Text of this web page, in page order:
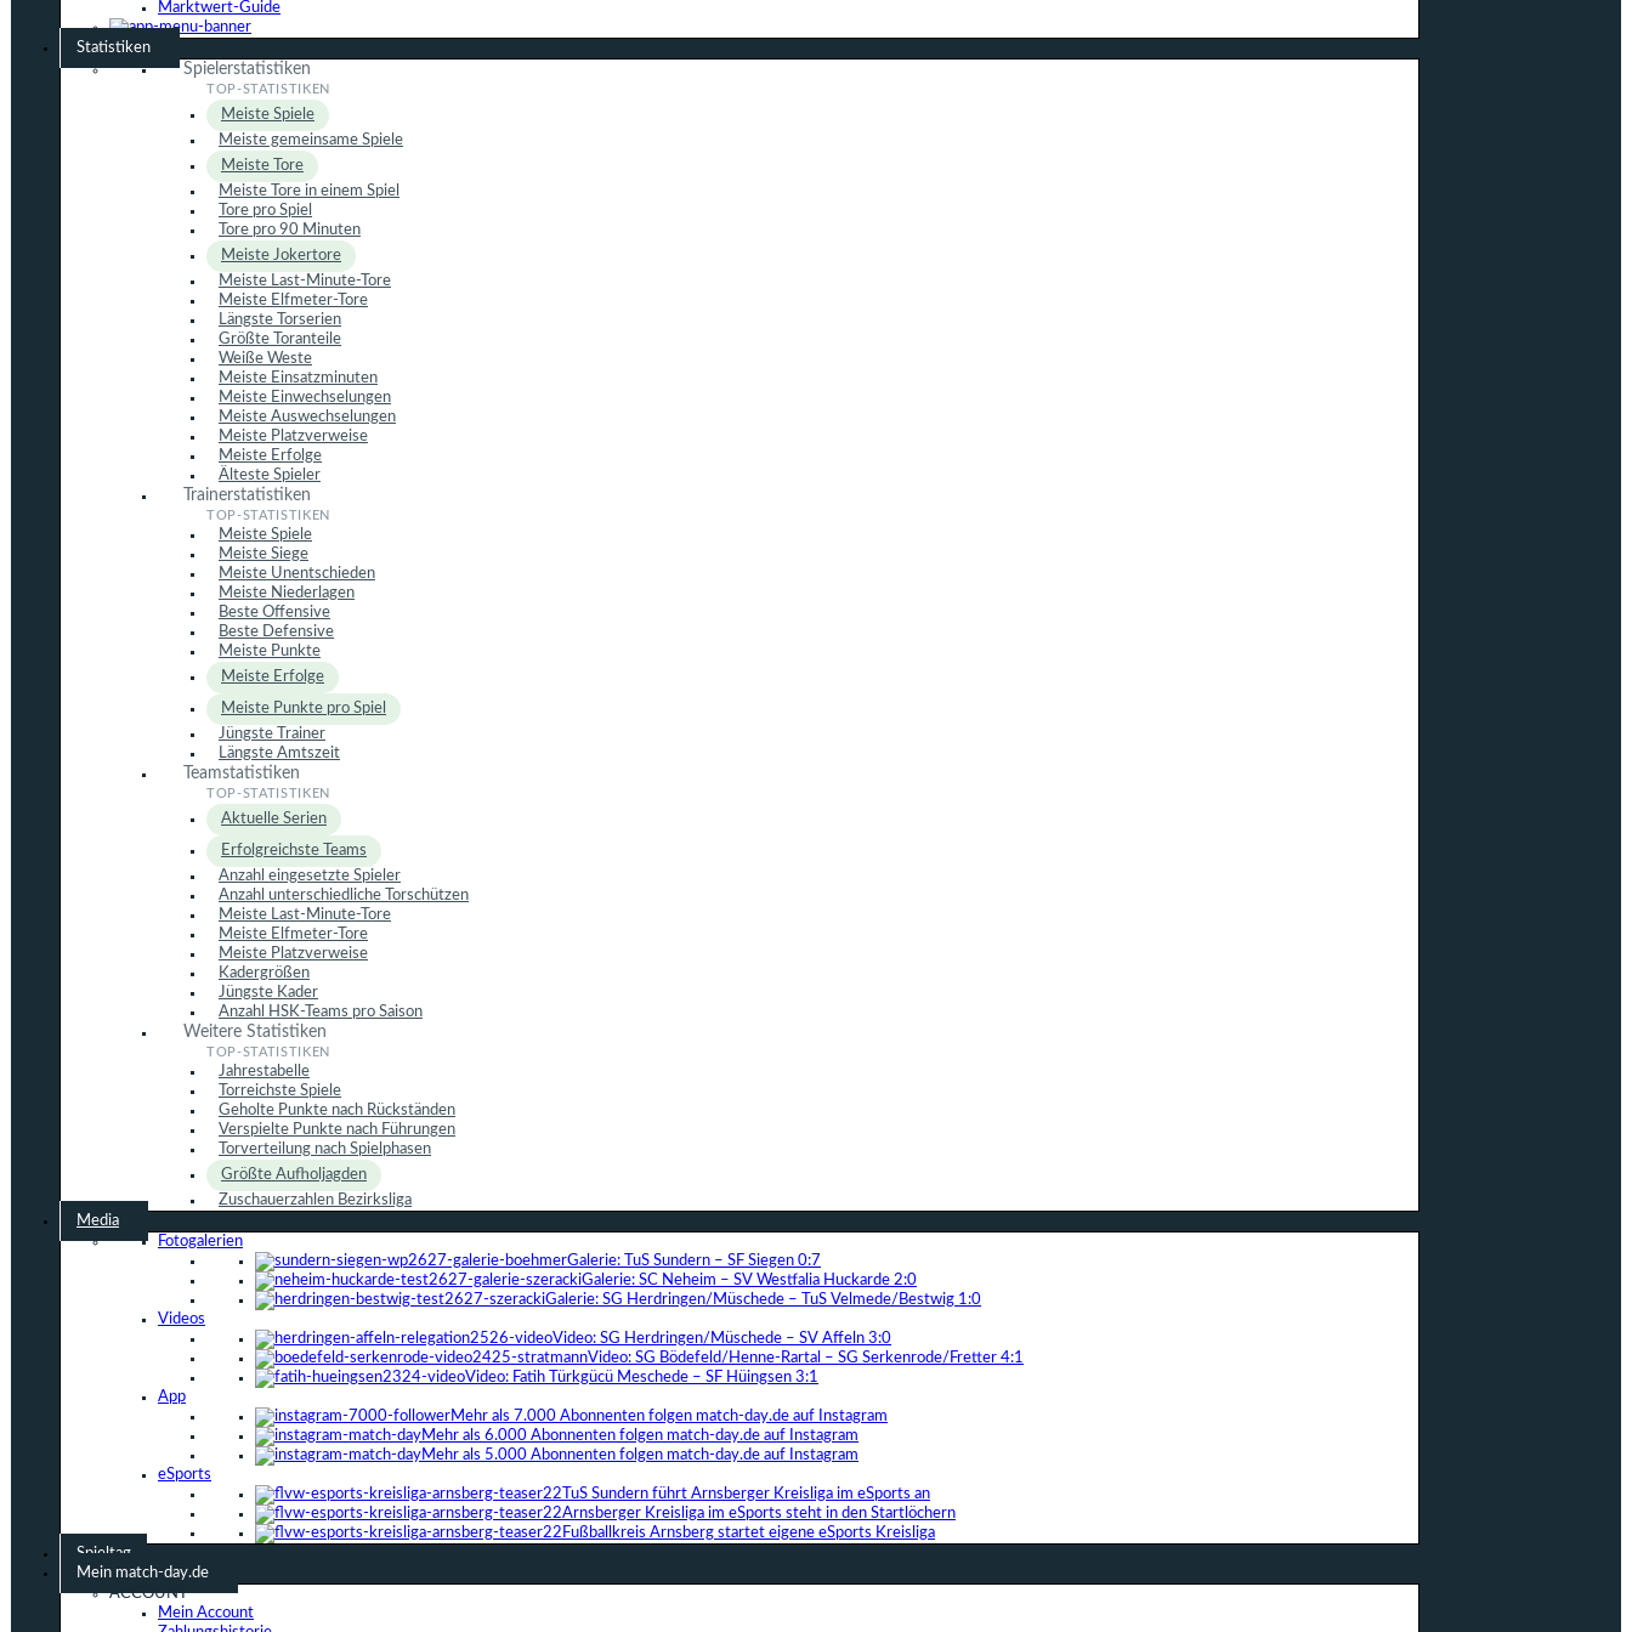
Marktwert-Guide
Statistiken
Spielerstatistiken
Meiste Spiele
Meiste gemeinsame Spiele
Meiste Tore
Meiste Tore in einem Spiel
Tore pro Spiel
Tore pro 90 Minuten
Meiste Jokertore
Meiste Last-Minute-Tore
Meiste Elfmeter-Tore
Längste Torserien
Größte Toranteile
Weiße Weste
Meiste Einsatzminuten
Meiste Einwechselungen
Meiste Auswechselungen
Meiste Platzverweise
Meiste Erfolge
Älteste Spieler
Trainerstatistiken
Meiste Spiele
Meiste Siege
Meiste Unentschieden
Meiste Niederlagen
Beste Offensive
Beste Defensive
Meiste Punkte
Meiste Erfolge
Meiste Punkte pro Spiel
Jüngste Trainer
Längste Amtszeit
Teamstatistiken
Aktuelle Serien
Erfolgreichste Teams
Anzahl eingesetzte Spieler
Anzahl unterschiedliche Torschützen
Meiste Last-Minute-Tore
Meiste Elfmeter-Tore
Meiste Platzverweise
Kadergrößen
Jüngste Kader
Anzahl HSK-Teams pro Saison
Weitere Statistiken
Jahrestabelle
Torreichste Spiele
Geholte Punkte nach Rückständen
Verspielte Punkte nach Führungen
Torverteilung nach Spielphasen
Größte Aufholjagden
Zuschauerzahlen Bezirksliga
Media
Fotogalerien
Galerie: TuS Sundern – SF Siegen 0:7
Galerie: SC Neheim – SV Westfalia Huckarde 2:0
Galerie: SG Herdringen/Müschede – TuS Velmede/Bestwig 1:0
Videos
Video: SG Herdringen/Müschede – SV Affeln 3:0
Video: SG Bödefeld/Henne-Rartal – SG Serkenrode/Fretter 4:1
Video: Fatih Türkgücü Meschede – SF Hüingsen 3:1
App
Mehr als 7.000 Abonnenten folgen match-day.de auf Instagram
Mehr als 6.000 Abonnenten folgen match-day.de auf Instagram
Mehr als 5.000 Abonnenten folgen match-day.de auf Instagram
eSports
TuS Sundern führt Arnsberger Kreisliga im eSports an
Arnsberger Kreisliga im eSports steht in den Startlöchern
Fußballkreis Arnsberg startet eigene eSports Kreisliga
Spieltag
Mein match-day.de
ACCOUNT
Mein Account